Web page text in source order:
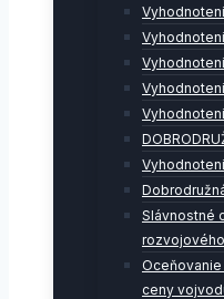
Slávnostné
ceny